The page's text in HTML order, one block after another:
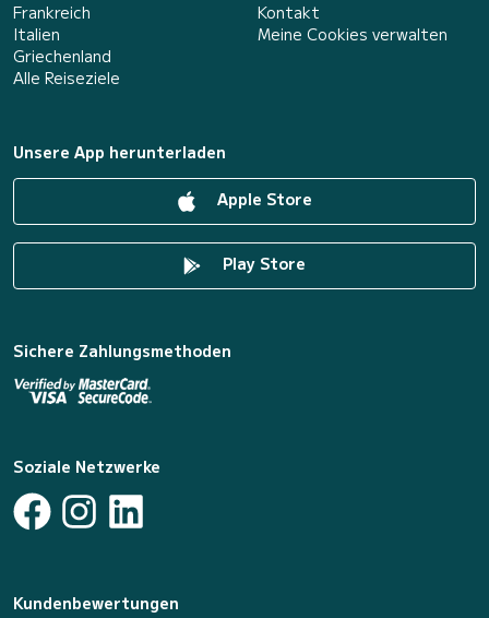
Frankreich
Italien
Griechenland
Alle Reiseziele
Kontakt
Meine Cookies verwalten
Unsere App herunterladen
Apple Store
Play Store
Sichere Zahlungsmethoden
Soziale Netzwerke
Kundenbewertungen